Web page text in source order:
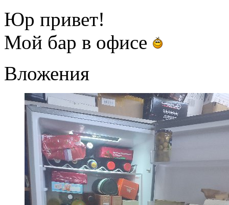
Юр привет!
Мой бар в офисе
Вложения